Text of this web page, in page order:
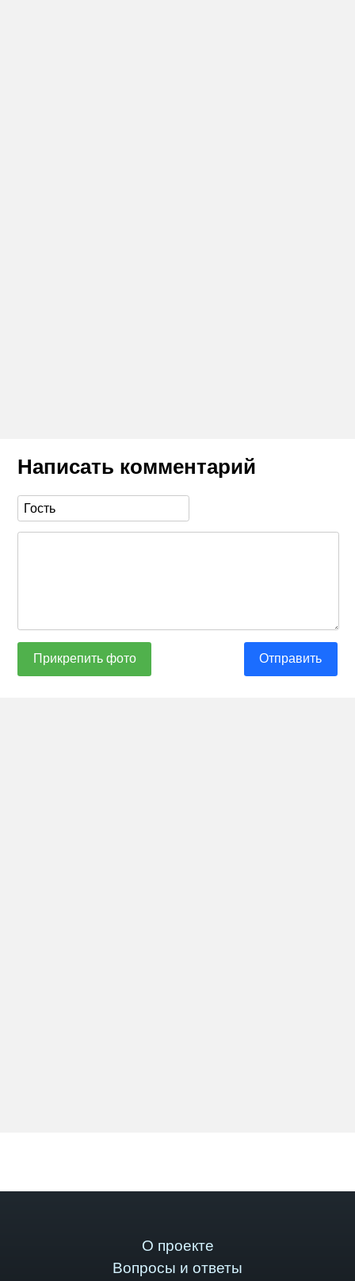
Написать комментарий
Прикрепить фото Отправить
О проекте
Вопросы и ответы